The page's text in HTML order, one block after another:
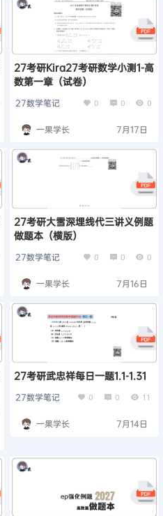
27考研Kira27考研数学小测1-高
数第一章（试卷）
27数学笔记 0 0 0
一果学长 7月17日
27考研大雪深埋线代三讲义例题
做题本（横版）
27数学笔记 0 0 0
一果学长 7月16日
27考研武忠祥每日一题1.1-1.31
27数学笔记 0 0 11
一果学长 7月14日